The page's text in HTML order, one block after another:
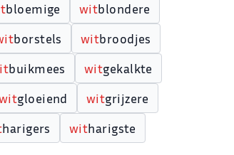
tbloemige witblondere
itborstels witbroodjes
itbuikmees witgekalkte
itgloeiend witgrijzere
harigers witharigste